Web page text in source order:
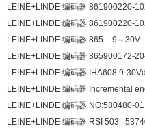
LEINE+LINDE 编码器 861900220-
LEINE+LINDE 编码器 861900220-
LEINE+LINDE 编码器 865- 9～30V
LEINE+LINDE 编码器 865900172-
LEINE+LINDE 编码器 IHA608 9-
LEINE+LINDE 编码器 Incremental
LEINE+LINDE 编码器 NO:580480-
LEINE+LINDE 编码器 RSI 503